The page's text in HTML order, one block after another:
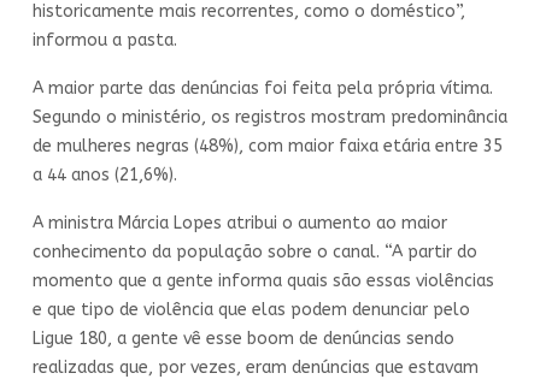
historicamente mais recorrentes, como o doméstico”,
informou a pasta.
A maior parte das denúncias foi feita pela própria vítima.
Segundo o ministério, os registros mostram predominância
de mulheres negras (48%), com maior faixa etária entre 35
a 44 anos (21,6%).
A ministra Márcia Lopes atribui o aumento ao maior
conhecimento da população sobre o canal. “A partir do
momento que a gente informa quais são essas violências
e que tipo de violência que elas podem denunciar pelo
Ligue 180, a gente vê esse boom de denúncias sendo
realizadas que, por vezes, eram denúncias que estavam